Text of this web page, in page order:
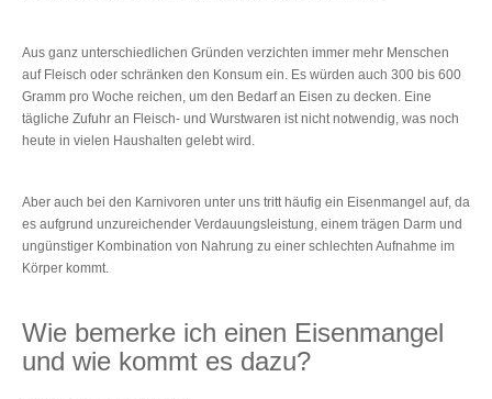
Aus ganz unterschiedlichen Gründen verzichten immer mehr Menschen
auf Fleisch oder schränken den Konsum ein. Es würden auch 300 bis 600
Gramm pro Woche reichen, um den Bedarf an Eisen zu decken. Eine
tägliche Zufuhr an Fleisch- und Wurstwaren ist nicht notwendig, was noch
heute in vielen Haushalten gelebt wird.
Aber auch bei den Karnivoren unter uns tritt häufig ein Eisenmangel auf, da
es aufgrund unzureichender Verdauungsleistung, einem trägen Darm und
ungünstiger Kombination von Nahrung zu einer schlechten Aufnahme im
Körper kommt.
Wie bemerke ich einen Eisenmangel
und wie kommt es dazu?